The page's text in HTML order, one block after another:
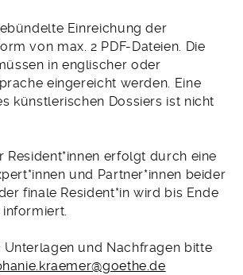
Einreichung der
von max. 2 PDF-Dateien. Die
in englischer oder
eingereicht werden. Eine
künstlerischen Dossiers ist nicht
Resident*innen erfolgt durch eine
und Partner*innen beider
finale Resident*in wird bis Ende
informiert.
Unterlagen und Nachfragen bitte